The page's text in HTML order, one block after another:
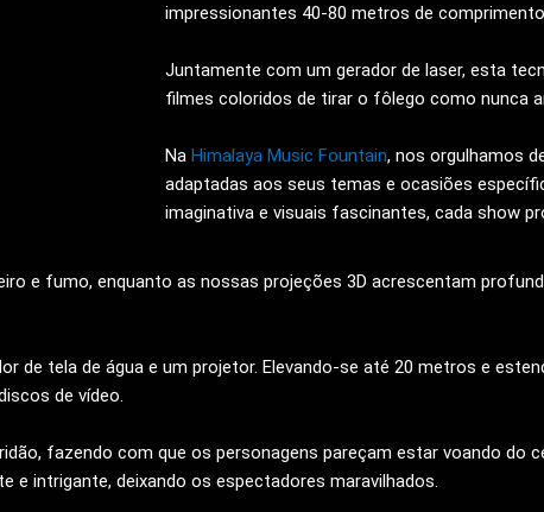
impressionantes 40-80 metros de comprimento.
Juntamente com um gerador de laser, esta
filmes coloridos de tirar o fôlego como nunca
Na Himalaya Music Fountain, nos orgulhamos
adaptadas aos seus temas e ocasiões
imaginativa e visuais fascinantes, cada show
e fumo, enquanto as nossas projeções 3D acrescentam
de tela de água e um projetor. Elevando-se até 20 metros e
de vídeo.
fazendo com que os personagens pareçam estar voando do
e intrigante, deixando os espectadores maravilhados.